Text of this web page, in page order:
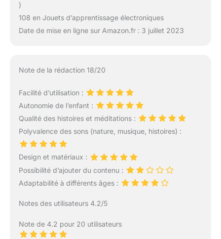
)
108 en Jouets d’apprentissage électroniques
Date de mise en ligne sur Amazon.fr : 3 juillet 2023
Note de la rédaction 18/20
Facilité d’utilisation :
Autonomie de l’enfant :
Qualité des histoires et méditations :
Polyvalence des sons (nature, musique, histoires) :
Design et matériaux :
Possibilité d’ajouter du contenu :
Adaptabilité à différents âges :
Notes des utilisateurs 4.2/5
Note de 4.2 pour 20 utilisateurs